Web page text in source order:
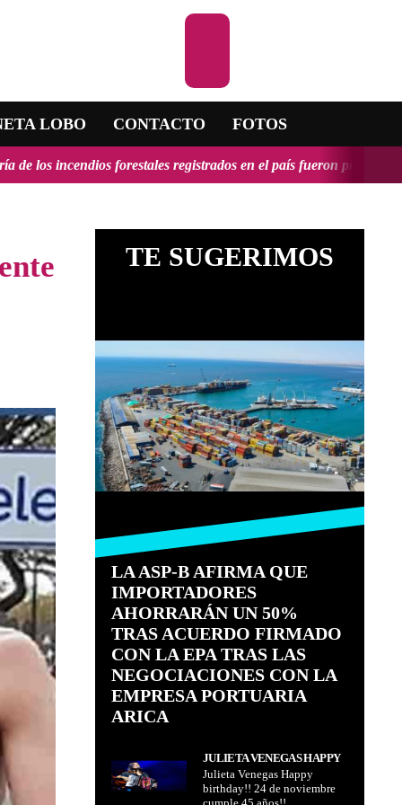
LOBO CONTACTO FOTOS
registrados en el país fueron provocados y tendrían, en
TE SUGERIMOS
LA ASP-B AFIRMA QUE
IMPORTADORES
AHORRARÁN UN 50%
TRAS ACUERDO FIRMADO
CON LA EPA TRAS LAS
NEGOCIACIONES CON LA
EMPRESA PORTUARIA
ARICA
JULIETA VENEGAS HAPPY
BIRTHDAY!! 24 DE
NOVIEMBRE CUMPLE 45
Julieta Venegas Happy
birthday!! 24 de noviembre